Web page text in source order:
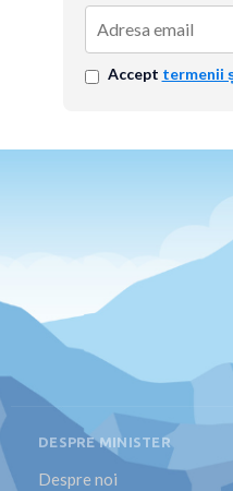
Accept termenii
DESPRE MINISTER
Despre noi